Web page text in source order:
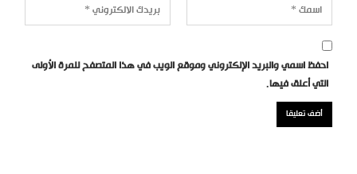
احفظ اسمي والبريد الإلكتروني وموقع الويب في هذا المتصفح للمرة الأولى
التي أعلق فيها.